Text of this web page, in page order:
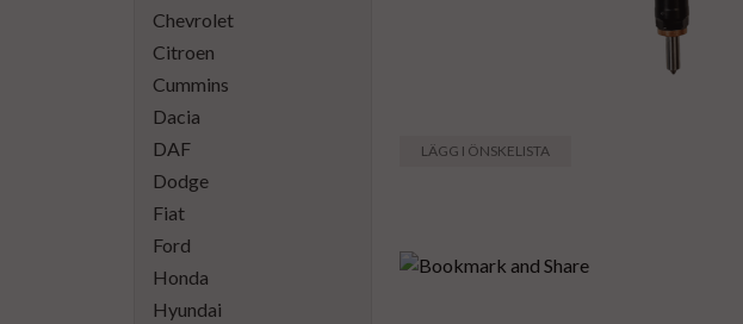
Chevrolet
Citroen
Cummins
Dacia
DAF
Dodge
Fiat
Ford
Honda
Hyundai
LÄGG I ÖNSKELISTA